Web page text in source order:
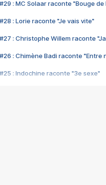
#29 : MC Solaar raconte "Bouge de
#28 : Lorie raconte "Je vais vite"
#27 : Christophe Willem raconte
#26 : Chimène Badi raconte "Entre
#25 : Indochine raconte "3e sexe"